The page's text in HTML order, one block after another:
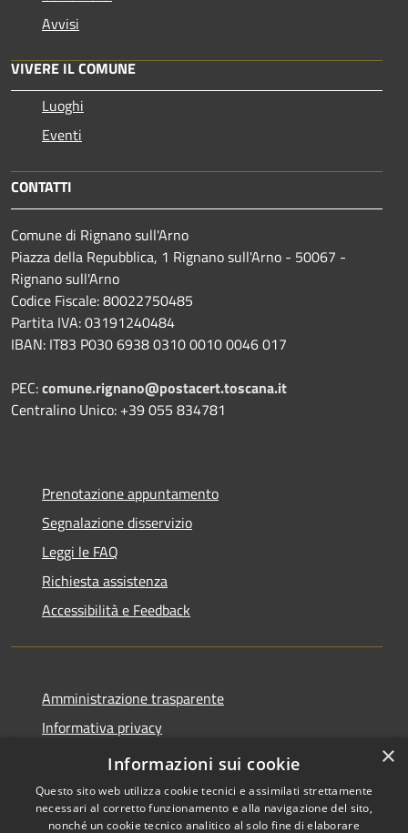
Avvisi
VIVERE IL COMUNE
Luoghi
Eventi
CONTATTI
Comune di Rignano sull'Arno
Piazza della Repubblica, 1 Rignano sull'Arno - 50067 -
Rignano sull'Arno
Codice Fiscale: 80022750485
Partita IVA: 03191240484
IBAN: IT83 P030 6938 0310 0010 0046 017
PEC:comune.rignano@postacert.toscana.it
Centralino Unico: +39 055 834781
Prenotazione appuntamento
Segnalazione disservizio
Leggi le FAQ
Richiesta assistenza
Accessibilità e Feedback
Amministrazione trasparente
Informativa privacy
×
Informazioni sui cookie
Questo sito web utilizza cookie tecnici e assimilati strettamente
necessari al corretto funzionamento e alla navigazione del sito,
nonché un cookie tecnico analitico al solo fine di elaborare